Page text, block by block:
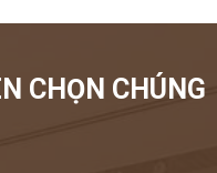
CHỌN CHÚNG